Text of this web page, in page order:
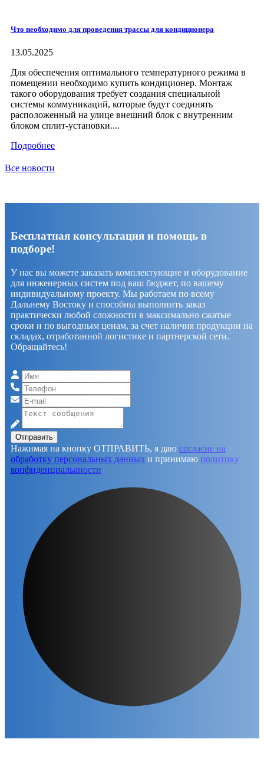
Что необходимо для проведения трассы для кондиционера
13.05.2025
Для обеспечения оптимального температурного режима в
помещении необходимо купить кондиционер. Монтаж
такого оборудования требует создания специальной
системы коммуникаций, которые будут соединять
расположенный на улице внешний блок с внутренним
блоком сплит-установки....
Подробнее
Все новости
Бесплатная консультация и помощь в
подборе!
У нас вы можете заказать комплектующие и оборудование
для инженерных систем под ваш бюджет, по вашему
индивидуальному проекту. Мы работаем по всему
Дальнему Востоку и способны выполнить заказ
практически любой сложности в максимально сжатые
сроки и по выгодным ценам, за счет наличия продукции на
складах, отработанной логистике и партнерской сети.
Обращайтесь!
Отправить
Нажимая на кнопку ОТПРАВИТЬ, я даю согласие на
обработку персональных данных и принимаю политику
конфиденциальаности